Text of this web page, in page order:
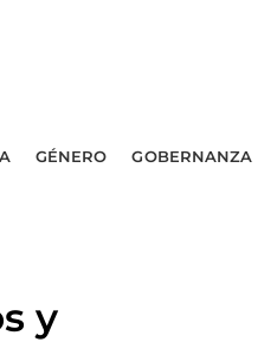
GÉNERO GOBERNANZA
y